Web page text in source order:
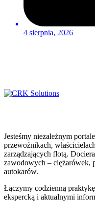
4 sierpnia, 2026
Jesteśmy niezależnym
przewoźnikach,
zarządzających flotą.
zawodowych – ciężarówek,
autokarów.
Łączymy codzienną
ekspercką i aktualnymi